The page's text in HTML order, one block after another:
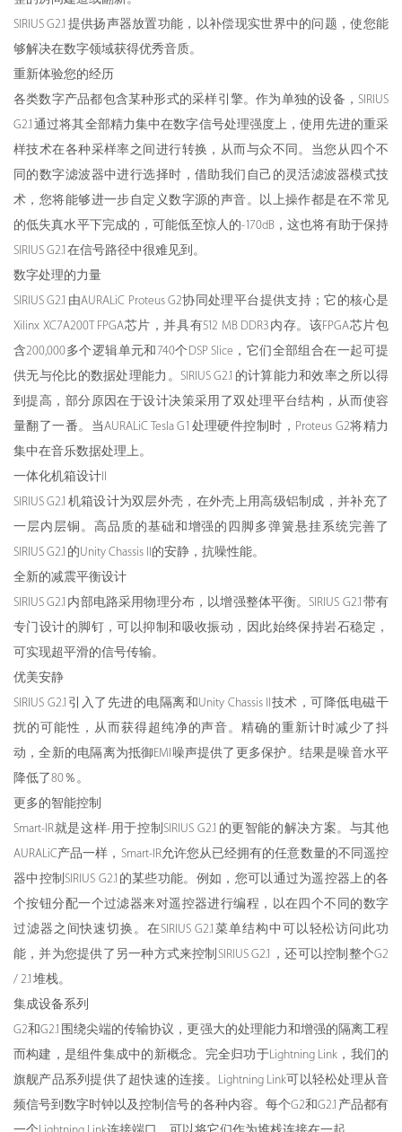
SIRIUS G2.1提供扬声器放置功能，以补偿现实世界中的问题，使您能
够解决在数字领域获得优秀音质。
重新体验您的经历
各类数字产品都包含某种形式的采样引擎。作为单独的设备，SIRIUS
G2.1通过将其全部精力集中在数字信号处理强度上，使用先进的重采
样技术在各种采样率之间进行转换，从而与众不同。当您从四个不
同的数字滤波器中进行选择时，借助我们自己的灵活滤波器模式技
术，您将能够进一步自定义数字源的声音。以上操作都是在不常见
的低失真水平下完成的，可能低至惊人的-170dB，这也将有助于保持
SIRIUS G2.1在信号路径中很难见到。
数字处理的力量
SIRIUS G2.1由AURALiC Proteus G2协同处理平台提供支持；它的核心是
Xilinx XC7A200T FPGA芯片，并具有512 MB DDR3内存。该FPGA芯片包
含200,000多个逻辑单元和740个DSP Slice，它们全部组合在一起可提
供无与伦比的数据处理能力。SIRIUS G2.1的计算能力和效率之所以得
到提高，部分原因在于设计决策采用了双处理平台结构，从而使容
量翻了一番。当AURALiC Tesla G1处理硬件控制时，Proteus G2将精力
集中在音乐数据处理上。
一体化机箱设计II
SIRIUS G2.1机箱设计为双层外壳，在外壳上用高级铝制成，并补充了
一层内层铜。高品质的基础和增强的四脚多弹簧悬挂系统完善了
SIRIUS G2.1的Unity Chassis II的安静，抗噪性能。
全新的减震平衡设计
SIRIUS G2.1内部电路采用物理分布，以增强整体平衡。SIRIUS G2.1带有
专门设计的脚钉，可以抑制和吸收振动，因此始终保持岩石稳定，
可实现超平滑的信号传输。
优美安静
SIRIUS G2.1引入了先进的电隔离和Unity Chassis II技术，可降低电磁干
扰的可能性，从而获得超纯净的声音。精确的重新计时减少了抖
动，全新的电隔离为抵御EMI噪声提供了更多保护。结果是噪音水平
降低了80％。
更多的智能控制
Smart-IR就是这样-用于控制SIRIUS G2.1的更智能的解决方案。与其他
AURALiC产品一样，Smart-IR允许您从已经拥有的任意数量的不同遥控
器中控制SIRIUS G2.1的某些功能。例如，您可以通过为遥控器上的各
个按钮分配一个过滤器来对遥控器进行编程，以在四个不同的数字
过滤器之间快速切换。在SIRIUS G2.1菜单结构中可以轻松访问此功
能，并为您提供了另一种方式来控制SIRIUS G2.1，还可以控制整个G2
/ 2.1堆栈。
集成设备系列
G2和G2.1围绕尖端的传输协议，更强大的处理能力和增强的隔离工程
而构建，是组件集成中的新概念。完全归功于Lightning Link，我们的
旗舰产品系列提供了超快速的连接。Lightning Link可以轻松处理从音
频信号到数字时钟以及控制信号的各种内容。每个G2和G2.1产品都有